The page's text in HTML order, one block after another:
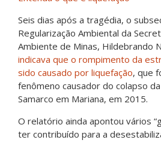
Seis dias após a tragédia, o
Regularização Ambiental da
Ambiente de Minas, Hildebrando
indicava que o rompimento da
sido causado por liquefação, que
fenômeno causador do colapso
Samarco em Mariana, em 2015.
O relatório ainda apontou vários
ter contribuído para a